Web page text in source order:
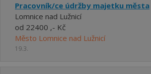
Pracovník/ce údržby majetku města
Lomnice nad Lužnicí
od 22400 ,- Kč
Město Lomnice nad Lužnicí
19.3.